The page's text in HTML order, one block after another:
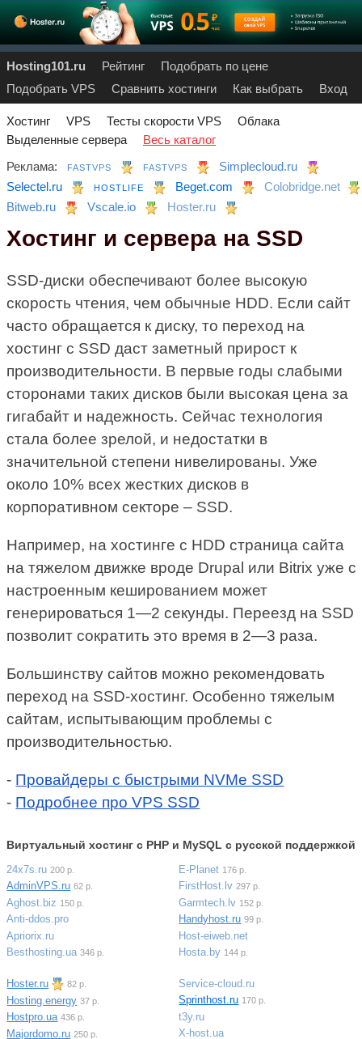
Hosting101.ru Рейтинг
Подобрать по цене
Подобрать VPS
Сравнить хостинги Как выбрать Вход
Хостинг VPS Тесты скорости VPS
Облака
Выделенные сервера
Весь каталог
Реклама:
FASTVPS FASTVPS
Simplecloud.ru
Selectel.ru
HOSTLIFE Beget.com
Colobridge.net
Bitweb.ru
Vscale.io Hoster.ru
Хостинг и сервера на SSD
SSD-диски обеспечивают более высокую
скорость чтения, чем обычные HDD. Если сайт
часто обращается к диску, то переход на
хостинг с SSD даст заметный прирост к
производительности. В первые годы слабыми
сторонами таких дисков были высокая цена за
гигабайт и надежность. Сейчас технология
стала более зрелой, и недостатки в
значительной степени нивелированы. Уже
около 10% всех жестких дисков в
корпоративном секторе – SSD.
Например, на хостинге с HDD страница сайта
на тяжелом движке вроде Drupal или Bitrix уже с
настроенным кешированием может
генерироваться 1—2 секунды. Переезд на SSD
позволит сократить это время в 2—3 раза.
Большинству сайтов можно рекомендовать
переход на SSD-хостинг. Особенно тяжелым
сайтам, испытывающим проблемы с
производительностью.
- Провайдеры с быстрыми NVMe SSD
- Подробнее про VPS SSD
Виртуальный хостинг c PHP и MySQL с русской поддержкой
24x7s.ru 200 р.
AdminVPS.ru 62 р.
Aghost.biz 150 р.
Anti-ddos.pro
Apriorix.ru
Besthosting.ua 346 р.
E-Planet 176 р.
FirstHost.lv 297 р.
Garmtech.lv 152 р.
Handyhost.ru 99 р.
Host-eiweb.net
Hosta.by 144 р.
Hoster.ru 82 р.
Hosting.energy 37 р.
Hostpro.ua 436 р.
Majordomo.ru 250 р.
Service-cloud.ru
Sprinthost.ru 170 р.
t3y.ru
X-host.ua